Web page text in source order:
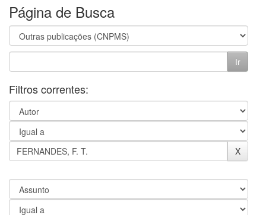
Página de Busca
Filtros correntes: